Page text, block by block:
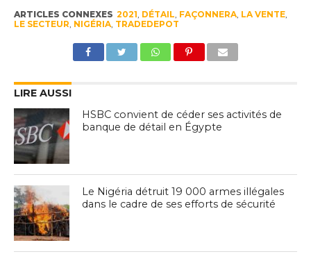
ARTICLES CONNEXES 2021 DÉTAIL FAÇONNERA, LA VENTE,
LE SECTEUR NIGÉRIA, TRADEDEPOT
LIRE AUSSI
HSBC convient de céder ses activités de
banque de détail en Égypte
Le Nigéria détruit 19 000 armes illégales
dans le cadre de ses efforts de sécurité